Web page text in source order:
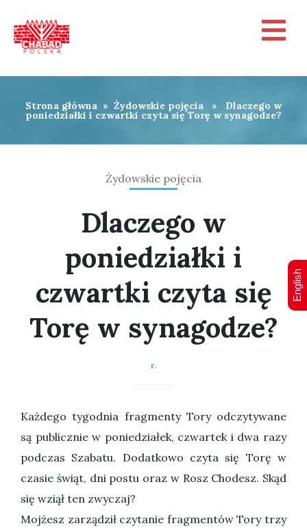
Strona główna » Żydowskie pojęcia » Dlaczego w
poniedziałki i czwartki czyta się Torę w synagodze?
Żydowskie pojęcia
Dlaczego w
poniedziałki i
czwartki czyta się
Torę w synagodze?
r.
Każdego tygodnia fragmenty Tory odczytywane
są publicznie w poniedziałek, czwartek i dwa razy
podczas Szabatu. Dodatkowo czyta się Torę w
czasie świąt, dni postu oraz w Rosz Chodesz. Skąd
się wziął ten zwyczaj?
Mojżesz zarządził czytanie fragmentów Tory trzy
English